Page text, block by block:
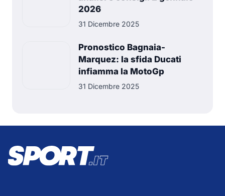
2026
31 Dicembre 2025
Pronostico Bagnaia-
Marquez: la sfida Ducati
infiamma la MotoGp
31 Dicembre 2025